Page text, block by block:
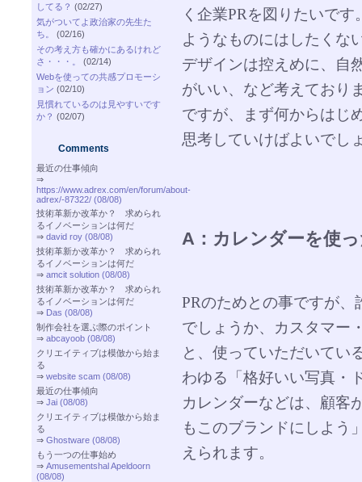
してる？ (02/27)
気がついてよ政治家の先生た
ち。
(02/16)
その考え方も確かにあるけれど
さ・・・。
(02/14)
Webを使っての共感プロモーシ
ョン (02/10)
見慣れているのは見やすいです
か？ (02/07)
Comments
最近の仕事傾向
⇒
https://www.adrex.com/en/forum/about-
adrex/-87322/ (08/08)
技術革新か改革か？ 求められ
るイノベーションは何だ
⇒ david roy (08/08)
技術革新か改革か？ 求められ
るイノベーションは何だ
⇒ amcit solution (08/08)
技術革新か改革か？ 求められ
るイノベーションは何だ
⇒ Das (08/08)
制作会社を選ぶ際のポイント
⇒ abcayoob (08/08)
クリエイティブは模倣から始ま
る
⇒ website scam (08/08)
最近の仕事傾向
⇒ Jai (08/08)
クリエイティブは模倣から始ま
る
⇒ Ghostware (08/08)
もう一つの仕事始め
⇒ Amusementshal Apeldoorn
(08/08)
く企業PRを図りたいで
ようなものにはしたくな
デザインは控えめに、自
がいい、など考えており
ですが、まず何からはじ
思考していけばよいでし
A：カレンダーを使
PRのためとの事ですが、
でしょうか、カスタマー
と、使っていただいてい
わゆる「格好いい写真・
カレンダーなどは、顧客
もこのブランドにしよう
えられます。